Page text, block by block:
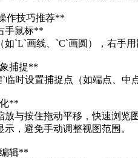
作技巧推荐**
手鼠标**
如`L`画线、`C`画圆），右手用
捕捉**
临时设置捕捉点（如端点、中
**
放与按住拖动平移，快速浏览
，避免手动调整视图范围。
辑**